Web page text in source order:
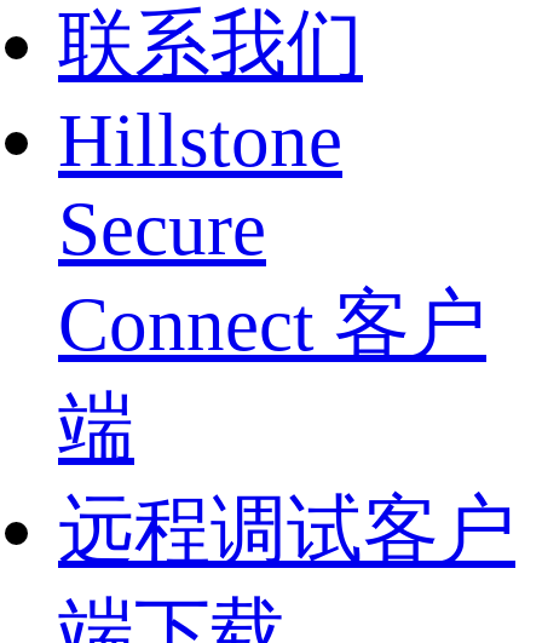
联系我们
Hillstone
Secure
Connect 客户
端
远程调试客户